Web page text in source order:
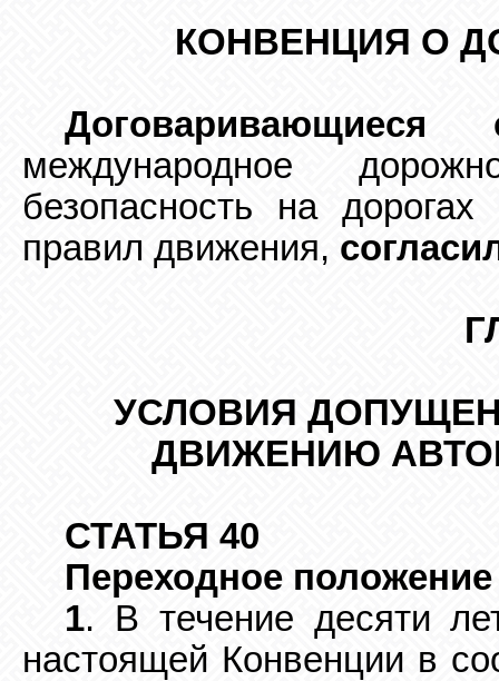
КОНВЕНЦИЯ О
Договаривающиеся
международное
безопасность на
правил движения,
УСЛОВИЯ
ДВИЖЕНИЮ
СТАТЬЯ 40
Переходное положение
1. В течение десяти
настоящей Конвенции в